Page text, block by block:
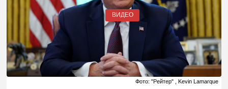
ВИДЕО
Фото: "Рейтер" , Kevin Lamarque